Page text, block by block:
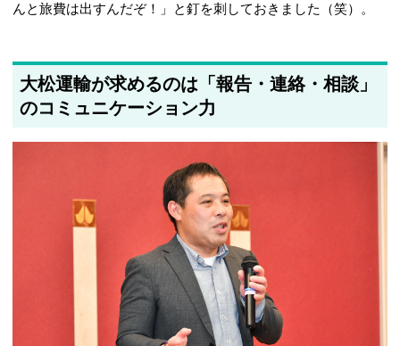
んと旅費は出すんだぞ！」と釘を刺しておきました（笑）。
大松運輸が求めるのは「報告・連絡・相談」
のコミュニケーション力